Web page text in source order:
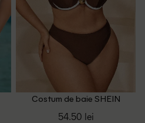
Costum de baie SHEIN
54.50 lei